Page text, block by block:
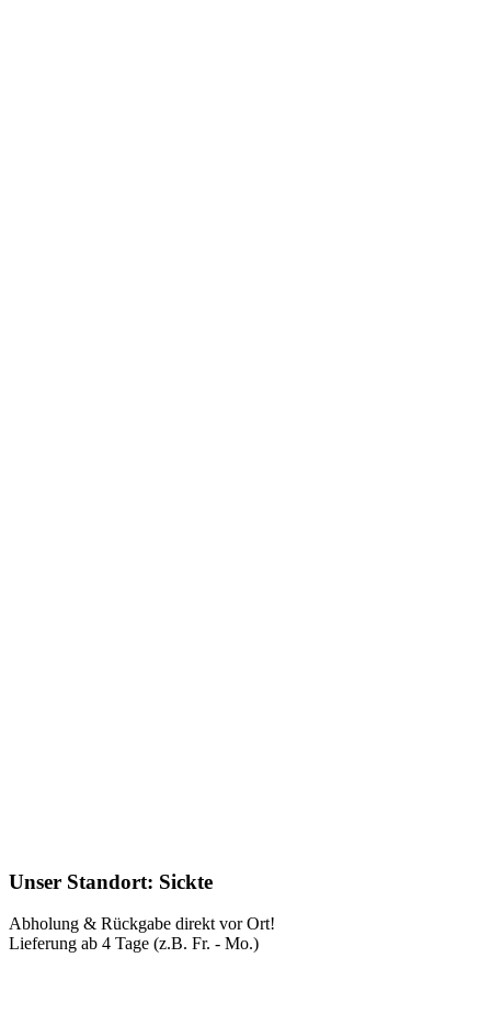
Unser Standort: Sickte
Abholung & Rückgabe direkt vor Ort!
Lieferung ab 4 Tage (z.B. Fr. - Mo.)